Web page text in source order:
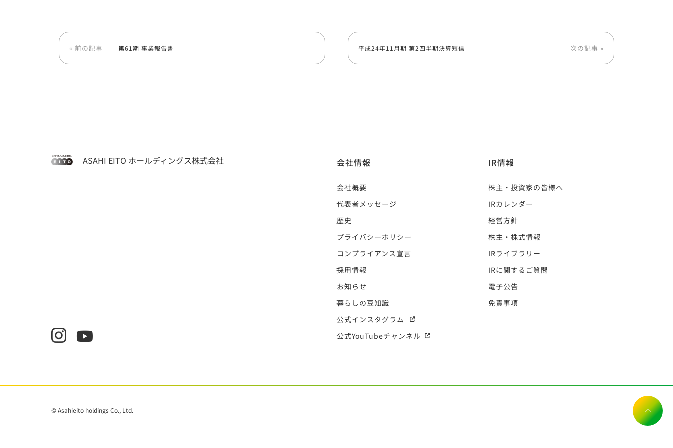
« 前の記事 第61期 事業報告書 平成24年11月期 第2四半期決算短信 次の記事 »
ASAHI EITO ホールディングス株式会社 会社情報
会社概要
代表者メッセージ
歴史
プライバシーポリシー
コンプライアンス宣言
採用情報
お知らせ
暮らしの豆知識
公式インスタグラム
公式YouTubeチャンネル
IR情報
株主・投資家の皆様へ
IRカレンダー
経営方針
株主・株式情報
IRライブラリー
IRに関するご質問
電子公告
免責事項
© Asahieito holdings Co., Ltd.